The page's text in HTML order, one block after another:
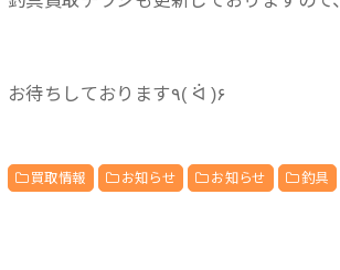
お待ちしております٩( ᐛ )۶
買取情報 お知らせ お知らせ 釣具